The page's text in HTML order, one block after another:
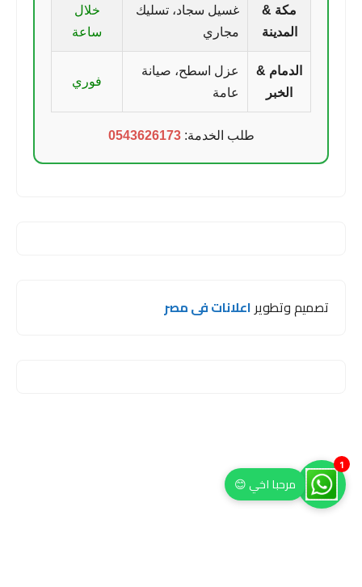
مكة &
المدينة
غسيل سجاد، تسليك
مجاري
خلال
ساعة
الدمام &
الخبر
عزل اسطح، صيانة
عامة
فوري
طلب الخدمة:0543626173
تصميم وتطويراعلانات فى مصر
مرحبا اخي 😊